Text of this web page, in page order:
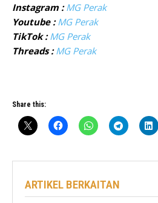
Instagram : MG Perak
Youtube : MG Perak
TikTok : MG Perak
Threads : MG Perak
Share this:
ARTIKEL BERKAITAN